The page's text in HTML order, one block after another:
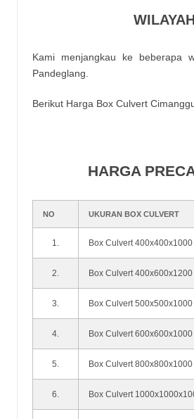
Kami menjangkau ke beberapa
Pandeglang.
Berikut Harga Box Culvert
HARGA
NO UKURAN BOX CULVERT
1. Box Culvert 400x400x1000
2. Box Culvert 400x600x1200
3. Box Culvert 500x500x1000
4. Box Culvert 600x600x1000
5. Box Culvert 800x800x1000
6. Box Culvert